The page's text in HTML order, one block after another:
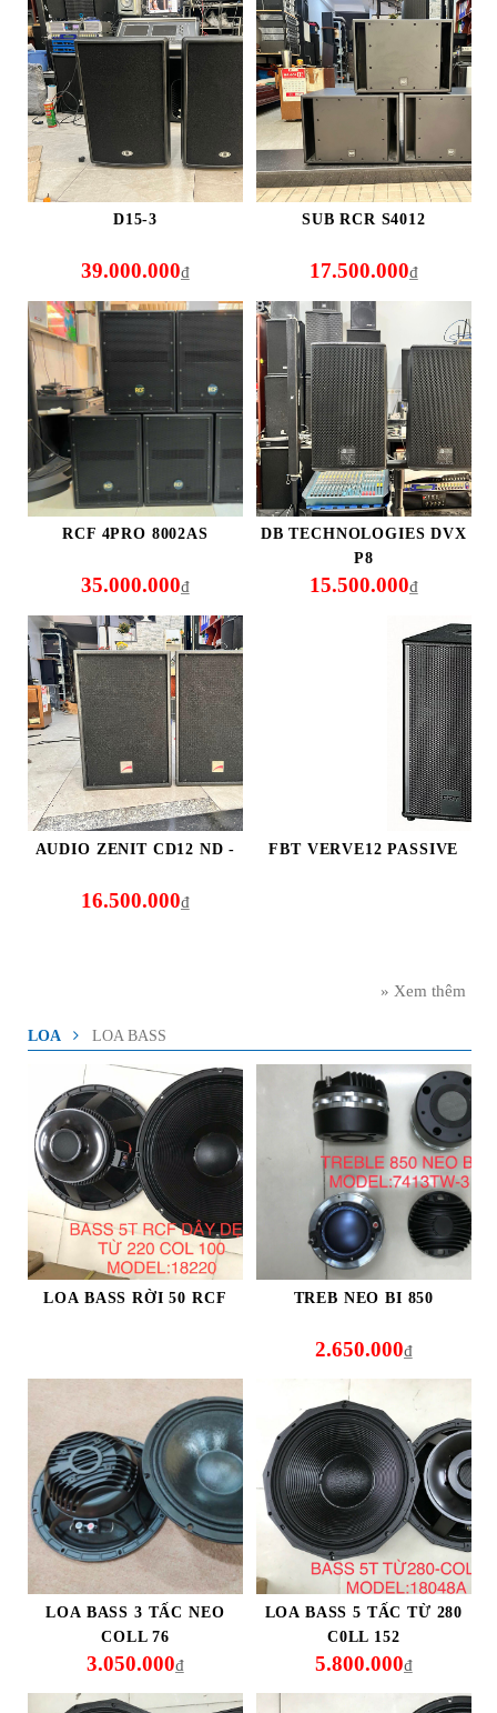
D15-3
39.000.000₫
SUB RCR S4012
17.500.000₫
RCF 4PRO 8002AS
35.000.000₫
DB TECHNOLOGIES DVX
P8
15.500.000₫
AUDIO ZENIT CD12 ND -
16.500.000₫
FBT VERVE12 PASSIVE
» Xem thêm
LOA LOA BASS
LOA BASS RỜI 50 RCF TREB NEO BI 850
2.650.000₫
LOA BASS 3 TẤC NEO
COLL 76
3.050.000₫
LOA BASS 5 TẤC TỪ 280
C0LL 152
5.800.000₫